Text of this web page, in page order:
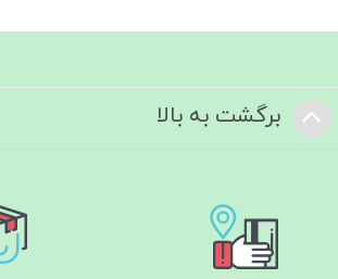
برگشت به بالا